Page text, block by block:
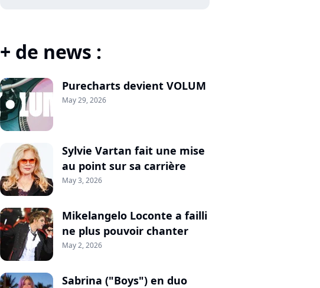
+ de news :
Purecharts devient VOLUM
May 29, 2026
Sylvie Vartan fait une mise
au point sur sa carrière
May 3, 2026
Mikelangelo Loconte a failli
ne plus pouvoir chanter
May 2, 2026
Sabrina ("Boys") en duo